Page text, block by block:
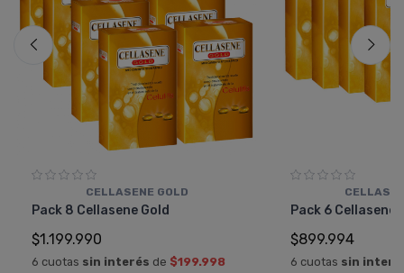
CELLASENE GOLD
Pack 8 Cellasene Gold
$1.199.990
6 cuotas sin interés de $199.998
Pack 6 Cellasene
$899.994
6 cuotas sin